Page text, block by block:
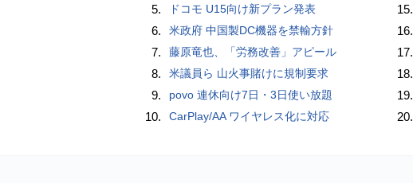
5. ドコモ U15向け新プラン発表
6. 米政府 中国製DC機器を禁輸方針
7. 藤原竜也、「労務改善」アピール
8. 米議員ら 山火事賭けに規制要求
9. povo 連休向け7日・3日使い放題
10. CarPlay/AA ワイヤレス化に対応
15.
16.
17.
18.
19.
20.